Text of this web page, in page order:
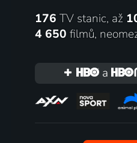
176 TV stanic, až
4 650 filmů,
a